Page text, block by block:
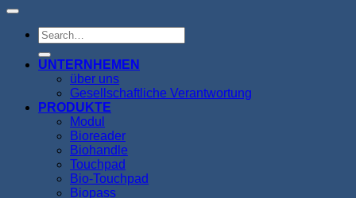
UNTERNHEMEN
über uns
Gesellschaftliche Verantwortung
PRODUKTE
Modul
Bioreader
Biohandle
Touchpad
Bio-Touchpad
Biopass